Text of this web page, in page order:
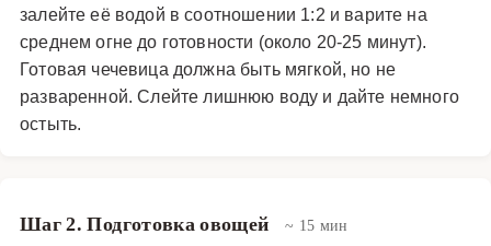
залейте её водой в соотношении 1:2 и варите на
среднем огне до готовности (около 20-25 минут).
Готовая чечевица должна быть мягкой, но не
разваренной. Слейте лишнюю воду и дайте немного
остыть.
Шаг 2. Подготовка овощей ~ 15 мин